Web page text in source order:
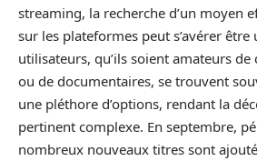
streaming, la recherche d’un moyen
sur les plateformes peut s’avérer
utilisateurs, qu’ils soient amateurs de
ou de documentaires, se trouvent
une pléthore d’options, rendant la
pertinent complexe. En septembre,
nombreux nouveaux titres sont